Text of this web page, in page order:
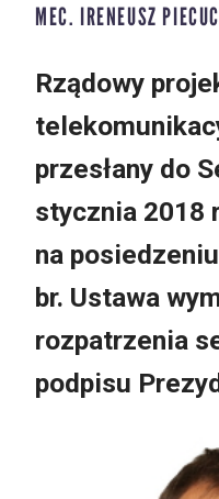
MEC. IRENEUSZ
Rządowy
przesłany do
stycznia 2018
na
br. Ustawa
rozpatrzenia
podpisu